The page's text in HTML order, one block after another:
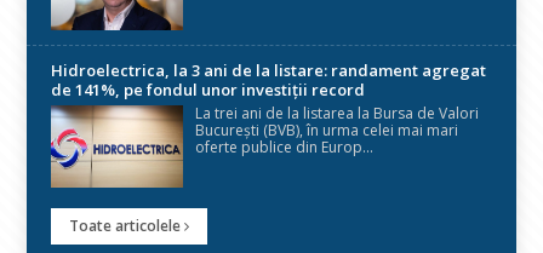
Hidroelectrica, la 3 ani de la listare: randament agregat
de 141%, pe fondul unor investiții record
La trei ani de la listarea la Bursa de Valori
București (BVB), în urma celei mai mari
oferte publice din Europ...
Toate articolele